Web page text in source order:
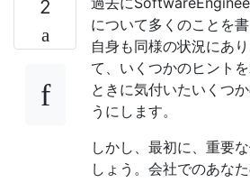
2
について多くのことを
自身も同様の状況にあ
て、いくつかのヒント
ときに気付いたいくつ
うにします。
しかし、最初に、重要
しょう。会社でのあなた